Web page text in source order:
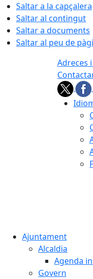
Saltar a la capçalera
Saltar al contingut
Saltar a documents
Saltar al peu de
Adreces
Ajuntament
Alcaldia
Agenda
Govern